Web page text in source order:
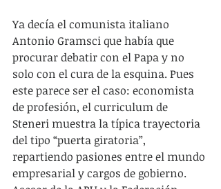
Ya decía el comunista italiano
Antonio Gramsci que había que
procurar debatir con el Papa y no
solo con el cura de la esquina. Pues
este parece ser el caso: economista
de profesión, el curriculum de
Steneri muestra la típica trayectoria
del tipo “puerta giratoria”,
repartiendo pasiones entre el mundo
empresarial y cargos de gobierno.